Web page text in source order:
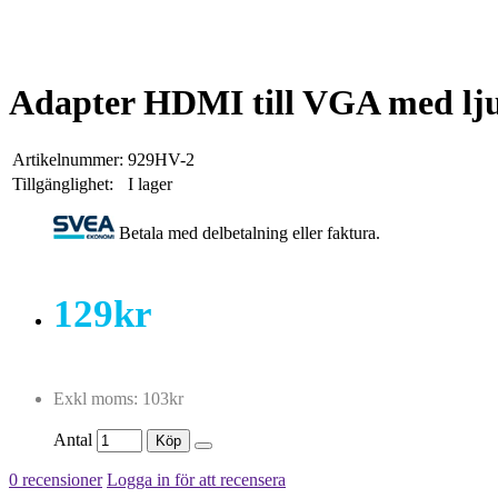
Adapter HDMI till VGA med
Artikelnummer: 929HV-2
Tillgänglighet:
I lager
Betala med delbetalning eller faktura.
129kr
Exkl moms: 103kr
Antal Köp
0 recensioner Logga in för att recensera